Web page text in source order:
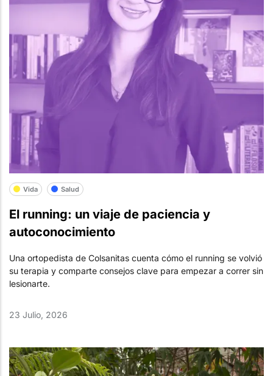
Vida Salud
El running: un viaje de paciencia y
autoconocimiento
Una ortopedista de Colsanitas cuenta cómo el running se volvió
su terapia y comparte consejos clave para empezar a correr sin
lesionarte.
23 Julio, 2026